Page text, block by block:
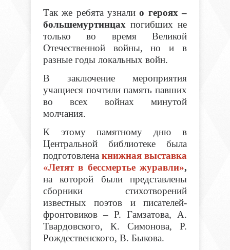
Так же ребята узналио героях –
большемуртинцах погибших не
только во время Великой
Отечественной войны, но и в
разные годы локальных войн.
В заключение мероприятия
учащиеся почтили память павших
во всех войнах минутой
молчания.
К этому памятному дню в
Центральной библиотеке была
подготовлена книжная выставка
«Летят в бессмертье журавли»,
на которой были представлены
сборники стихотворений
известных поэтов и писателей-
фронтовиков – Р. Гамзатова, А.
Твардовского, К. Симонова, Р.
Рождественского, В. Быкова.